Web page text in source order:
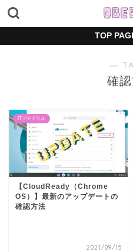
TOP
―
確
ITプチドリル
【CloudReady（Chrome
OS）】最新のアップデートの
確認方法
2021/09/15